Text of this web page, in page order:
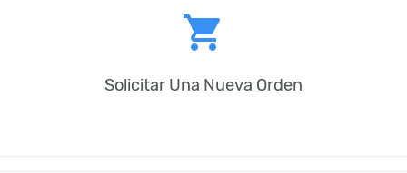
shopping_cart
Solicitar Una Nueva Orden